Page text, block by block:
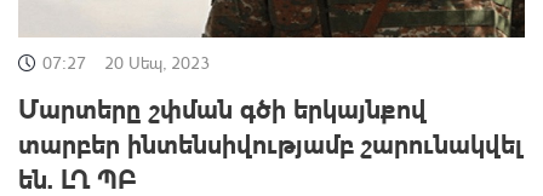
07:27 20 Սեպ, 2023
Մարտերը շփման գծի երկայնքով
տարբեր ինտենսիվությամբ շարունակվել
են. ԼՂ ՊԲ